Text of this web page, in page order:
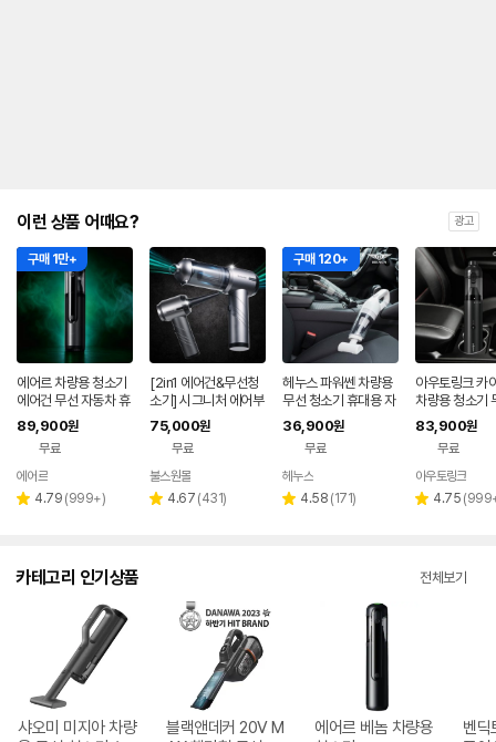
이런 상품 어때요? 광고
구매 1만+
에어르 차량용 청소기
에어건 무선 자동차 휴
대용 강력 진공 핸디 차
미니 베놈
89,900원
무료
에어르
별 4.79 리
(999+)
[2in1 에어건&무선청
소기] 시그니처 에어부
스터 차량용청소기 1
4,000pa BLDC 모터
75,000원
무료
불스원몰
별 4.67 리
(431)
구매 120+
헤누스 파워쎈 차량용
무선 청소기 휴대용 자
동차 청소기
36,900원
무료
헤누스
별 4.58 리
(171)
아우토링크 카
차량용 청소기
동차 핸디 휴대
미니 소형 에어
83,900원
무료
페
아우토링크
별 4.75 리
(
카테고리 인기상품 전체보기
샤오미 미지아 차량
블랙앤데커 20V M
에어르 베놈 차량용
벤딕